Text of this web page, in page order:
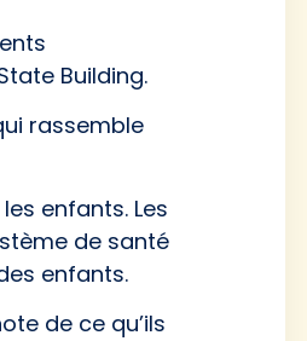
Building.
rassemble
enfants. Les
de santé
enfants.
de ce qu’ils